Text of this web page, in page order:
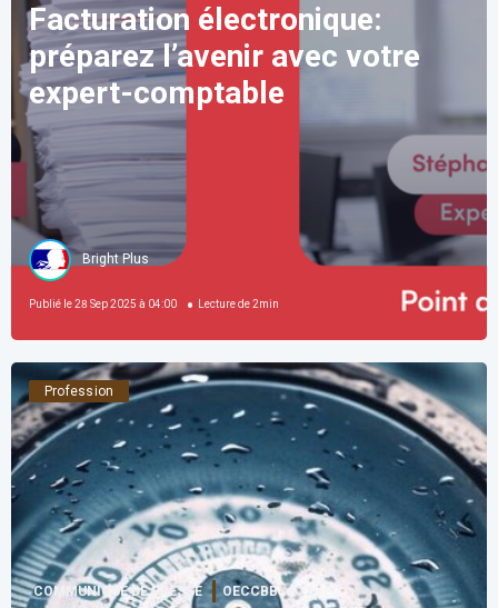
Facturation électronique:
préparez l’avenir avec votre
expert-comptable
Bright Plus
Publié le28 Sep 2025 à 04:00 Lecture de 2min
Profession
COMMUNIQUÉ DE PRESSE OECCBB